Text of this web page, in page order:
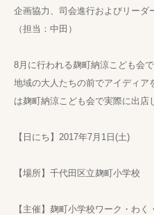
企画協力、司会進行およびリーダ
（担当：中田）
8月に行われる麹町納涼こども会
地域の大人たちの前でアイディア
は麹町納涼こども会で実際に出店
【日にち】2017年7月1日(土)
【場所】千代田区立麹町小学校
【主催】麹町小学校ワーク・わく
ブログ